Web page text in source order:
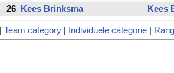
26
Kees Brinksma Kees
Team category| Individuele categorie|